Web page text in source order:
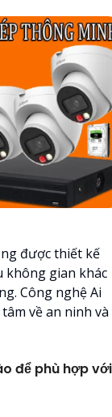
được thiết kế
không gian khác
Công nghệ Ai
về an ninh và
để phù hợp với